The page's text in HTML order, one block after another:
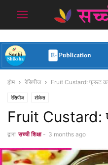
होम रेसिपीज Fruit Custard: फ्रूट
रेसिपीज शोकेस
Fruit Custard:
द्वारा सच्ची शिक्षा - 3 months ago